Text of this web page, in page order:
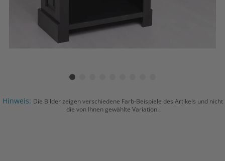
Hinweis: Die Bilder zeigen verschiedene Farb-Beispiele des Artikels und nicht
die von Ihnen gewählte Variation.